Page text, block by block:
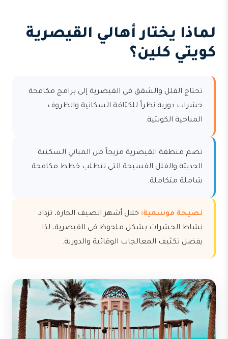
لماذا يختار أهالي القيصرية
كويتي كلين؟
تحتاج الفلل والشقق في القيصرية إلى برامج مكافحة
حشرات دورية نظراً للكثافة السكانية والظروف
المناخية الكويتية.
تضم منطقة القيصرية مزيجاً من المباني السكنية
الحديثة والفلل الفسيحة التي تتطلب خطط مكافحة
شاملة متكاملة.
نصيحة موسمية: خلال أشهر الصيف الحارة، تزداد
نشاط الحشرات بشكل ملحوظ في القيصرية، لذا
يفضل تكثيف المعالجات الوقائية والدورية.